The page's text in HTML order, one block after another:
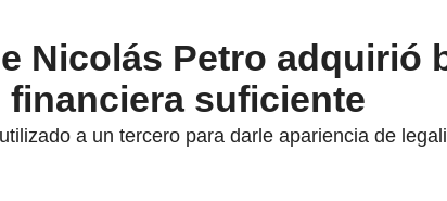
Nicolás Petro adquirió
suficiente
a un tercero para darle apariencia de